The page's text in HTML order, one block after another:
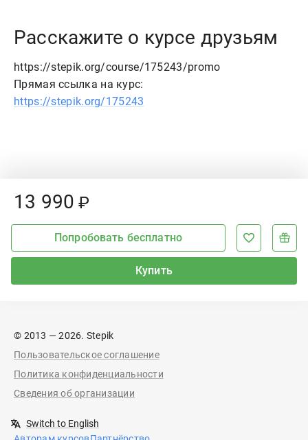
Расскажите о курсе друзьям
https://stepik.org/course/175243/promo
Прямая ссылка на курс:
https://stepik.org/175243
Price:
13 990 ₽
Купить
Попробовать бесплатно
© 2013 — 2026. Stepik
Пользовательское соглашение
Политика конфиденциальности
Сведения об организации
Switch to English